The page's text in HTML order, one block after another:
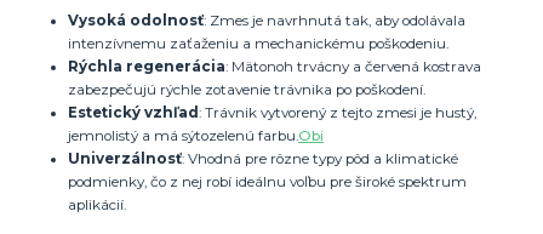
Vysoká odolnosť: Zmes je navrhnutá tak, aby odolávala
intenzívnemu zaťaženiu a mechanickému poškodeniu.
Rýchla regenerácia: Mätonoh trvácny a červená kostrava
zabezpečujú rýchle zotavenie trávnika po poškodení.
Estetický vzhľad : Trávnik vytvorený z tejto zmesi je hustý,
jemnolistý a má sýtozelenú farbu. Obi
Univerzálnosť: Vhodná pre rôzne typy pôd a klimatické
podmienky, čo z nej robí ideálnu voľbu pre široké spektrum
aplikácií.